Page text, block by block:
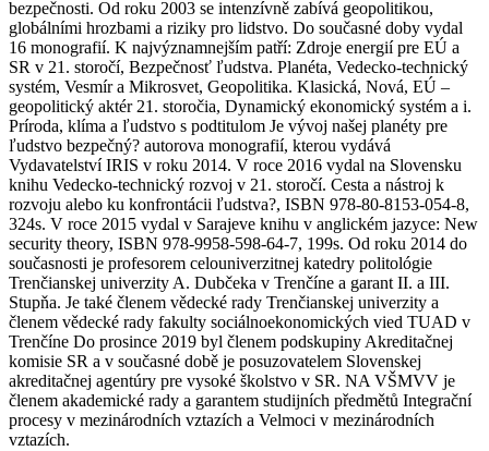
bezpečnosti. Od roku 2003 se intenzívně zabívá geopolitikou,
globálními hrozbami a riziky pro lidstvo. Do současné doby vydal
16 monografií. K najvýznamnejším patří: Zdroje energií pre EÚ a
SR v 21. storočí, Bezpečnosť ľudstva. Planéta, Vedecko-technický
systém, Vesmír a Mikrosvet, Geopolitika. Klasická, Nová, EÚ –
geopolitický aktér 21. storočia, Dynamický ekonomický systém a i.
Príroda, klíma a ľudstvo s podtitulom Je vývoj našej planéty pre
ľudstvo bezpečný? autorova monografií, kterou vydává
Vydavatelství IRIS v roku 2014. V roce 2016 vydal na Slovensku
knihu Vedecko-technický rozvoj v 21. storočí. Cesta a nástroj k
rozvoju alebo ku konfrontácii ľudstva?, ISBN 978-80-8153-054-8,
324s. V roce 2015 vydal v Sarajeve knihu v anglickém jazyce: New
security theory, ISBN 978-9958-598-64-7, 199s. Od roku 2014 do
současnosti je profesorem celouniverzitnej katedry politológie
Trenčianskej univerzity A. Dubčeka v Trenčíne a garant II. a III.
Stupňa. Je také členem vědecké rady Trenčianskej univerzity a
členem vědecké rady fakulty sociálnoekonomických vied TUAD v
Trenčíne Do prosince 2019 byl členem podskupiny Akreditačnej
komisie SR a v současné době je posuzovatelem Slovenskej
akreditačnej agentúry pre vysoké školstvo v SR. NA VŠMVV je
členem akademické rady a garantem studijních předmětů Integrační
procesy v mezinárodních vztazích a Velmoci v mezinárodních
vztazích.